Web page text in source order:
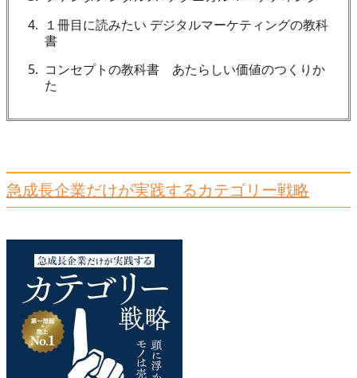
4
１冊目に読みたい デジタルマーケティングの教科
書
5
コンセプトの教科書 あたらしい価値のつくりか
た
急成長企業だけが実践するカテゴリー戦略